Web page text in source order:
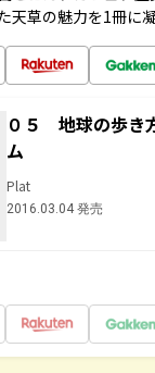
天草の魅力を1冊に
０５ 地球の歩
ム
Plat
2016.03.04 発売